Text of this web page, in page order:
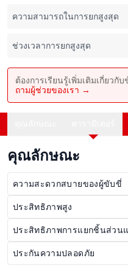
ความสามารถในการยกสูงสุด
ช่วงเวลาการยกสูงสุด
ต้องการเรียนรู้เพิ่มเติมเกี่ยว
ถามผู้ช่วยของเรา →
คุณลักษณะ
ความสะดวกสบายของผู้ขับขี่
ประสิทธิภาพสูง
ประสิทธิภาพการแยกชิ้นส่วน
ประกันความปลอดภัย